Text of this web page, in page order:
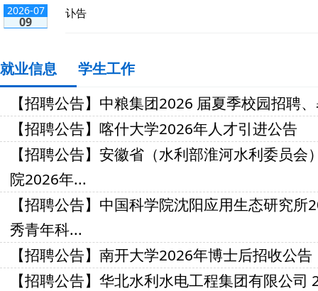
2026-07
09
讣告
就业信息 学生工作
【招聘公告】中粮集团2026 届夏季校园招聘
【招聘公告】喀什大学2026年人才引进公告
【招聘公告】安徽省（水利部淮河水利委员会
院2026年...
【招聘公告】中国科学院沈阳应用生态研究所
秀青年科...
【招聘公告】南开大学2026年博士后招收公
【招聘公告】华北水利水电工程集团有限公司